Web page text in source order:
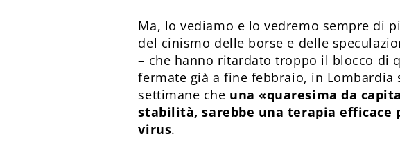
Ma, lo vediamo e lo vedremo sempre di
del cinismo delle borse e delle
– che hanno ritardato troppo il blocco di
fermate già a fine febbraio, in
settimane che una «quaresima da
stabilità, sarebbe una terapia efficace
virus.